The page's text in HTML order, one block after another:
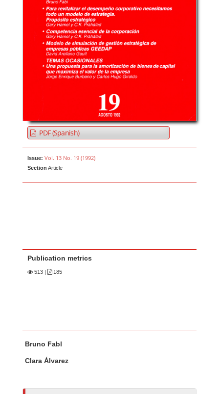
PDF (Spanish)
Issue: Vol. 13 No. 19 (1992)
Section Article
Publication metrics
513 185
u
t
Bruno Fabl
Clara Álvarez